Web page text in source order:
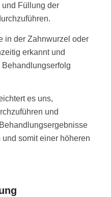
Füllung der
in der Zahnwurzel oder
erkannt und
es uns,
und
somit einer höheren